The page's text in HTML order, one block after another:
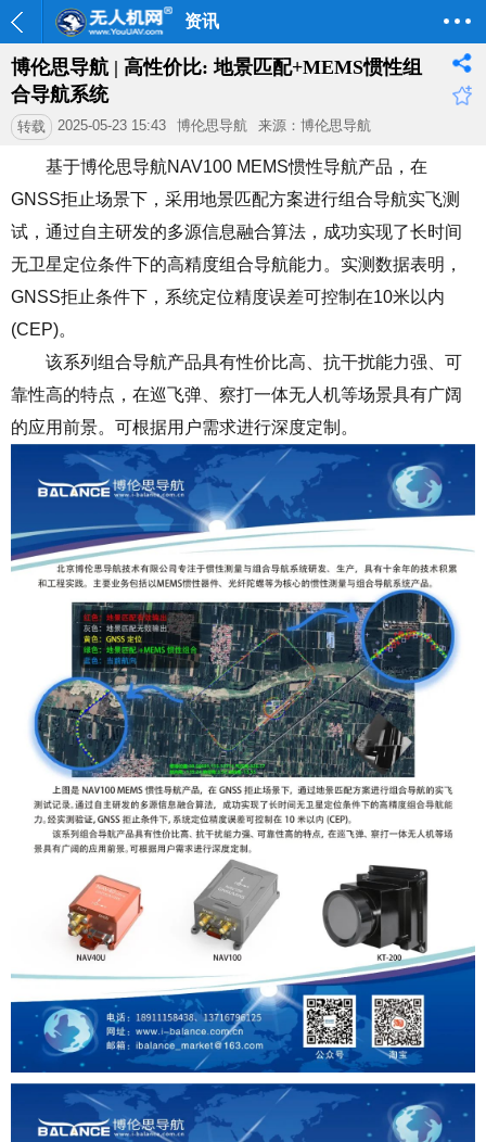
资讯
博伦思导航 | 高性价比: 地景匹配+MEMS惯性组
合导航系统
转载 2025-05-23 15:43 博伦思导航 来源：博伦思导航
基于博伦思导航NAV100 MEMS惯性导航产品，在
GNSS拒止场景下，采用地景匹配方案进行组合导航实飞测
试，通过自主研发的多源信息融合算法，成功实现了长时间
无卫星定位条件下的高精度组合导航能力。实测数据表明，
GNSS拒止条件下，系统定位精度误差可控制在10米以内
(CEP)。
该系列组合导航产品具有性价比高、抗干扰能力强、可
靠性高的特点，在巡飞弹 、察打一体无人机等场景具有广阔
的应用前景。可根据用户需求进行深度定制。